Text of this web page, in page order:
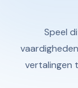
Speel
vertalingen